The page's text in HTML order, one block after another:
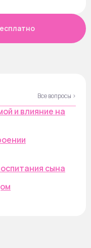
Все вопросы ›
и влияние на
сына